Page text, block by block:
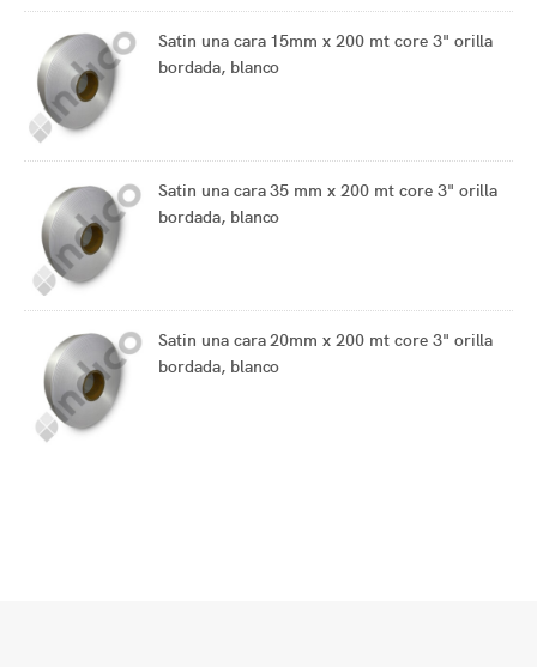
Satin una cara 15mm x 200 mt core 3" orilla
bordada, blanco
Satin una cara 35 mm x 200 mt core 3" orilla
bordada, blanco
Satin una cara 20mm x 200 mt core 3" orilla
bordada, blanco